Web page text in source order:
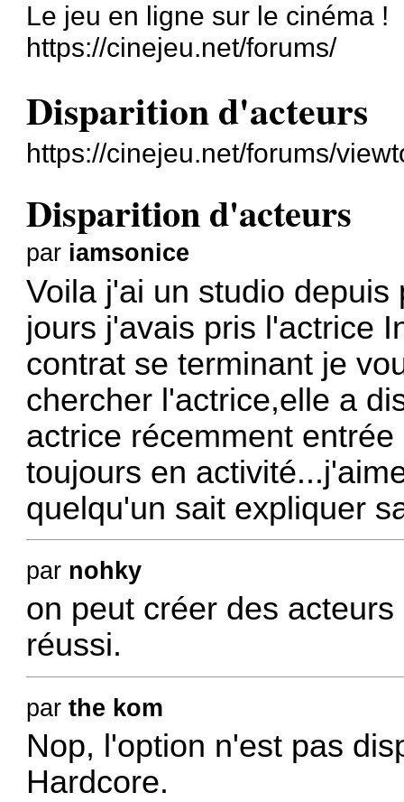
Le jeu en ligne sur le cinéma !
https://cinejeu.net/forums/
Disparition d'acteurs
https://cinejeu.net/forums/
Disparition d'acteurs
par iamsonice
Voila j'ai un studio
jours j'avais pris l'actrice
contrat se terminant je
chercher l'actrice,elle a
actrice récemment
toujours en
quelqu'un sait expliquer
par nohky
on peut créer des
réussi.
parthe kom
Nop, l'option n'est pas
Hardcore.